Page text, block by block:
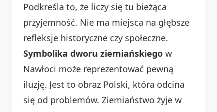
Podkreśla to, że liczy się tu bieżąca
przyjemność. Nie ma miejsca na głębsze
refleksje historyczne czy społeczne.
Symbolika dworu ziemiańskiego w
Nawłoci może reprezentować pewną
iluzję. Jest to obraz Polski, która odcina
się od problemów. Ziemiaństwo żyje w